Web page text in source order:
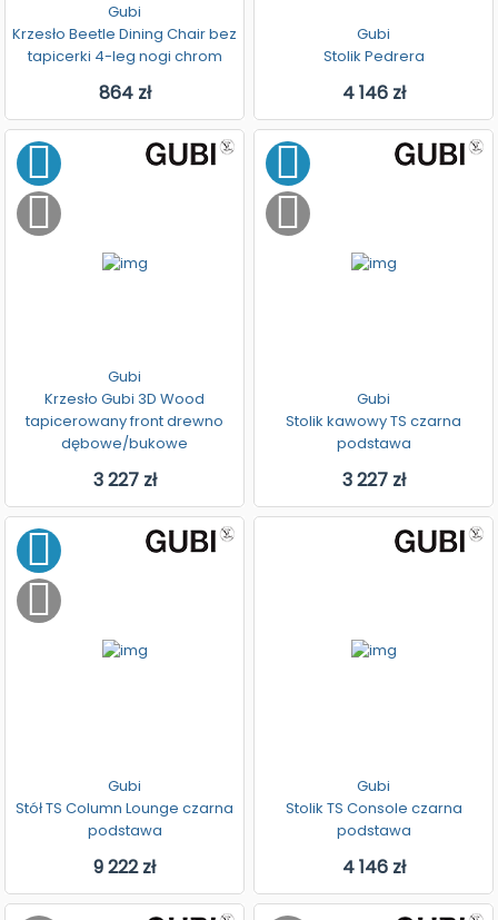
Gubi
Krzesło Beetle Dining Chair bez
tapicerki 4-leg nogi chrom
864 zł
Gubi
Stolik Pedrera
4 146 zł
Gubi
Krzesło Gubi 3D Wood
tapicerowany front drewno
dębowe/bukowe
3 227 zł
Gubi
Stolik kawowy TS czarna
podstawa
3 227 zł
Gubi
Stół TS Column Lounge czarna
podstawa
9 222 zł
Gubi
Stolik TS Console czarna
podstawa
4 146 zł